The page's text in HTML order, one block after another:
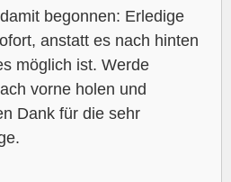
begonnen: Erledige
anstatt es nach hinten
möglich ist. Werde
vorne holen und
Dank für die sehr